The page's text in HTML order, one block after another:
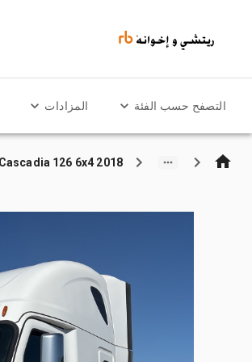
التصفح حسب الفئة المزادات
2018 Freightliner Cascadia 126 6x4 تراكتور شاحنة كابينة النوم (ثنائية المحور)